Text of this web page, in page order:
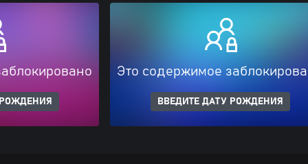
Это содержимое
ВВЕДИТЕ ДАТУ РОЖДЕНИЯ